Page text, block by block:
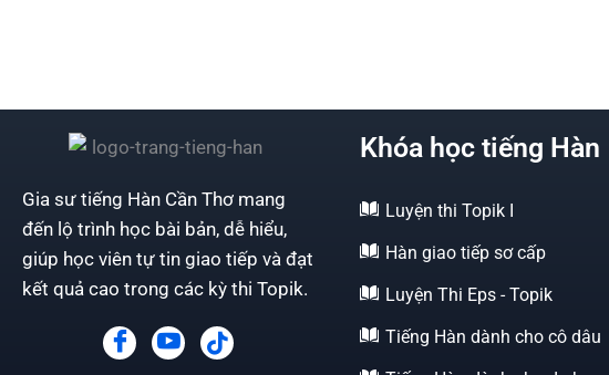
Gia sư tiếng Hàn Cần Thơ mang
đến lộ trình học bài bản, dễ hiểu,
giúp học viên tự tin giao tiếp và đạt
kết quả cao trong các kỳ thi Topik.
Khóa học tiếng Hàn
Luyện thi Topik I
Hàn giao tiếp sơ cấp
Luyện Thi Eps - Topik
Tiếng Hàn dành cho cô dâu